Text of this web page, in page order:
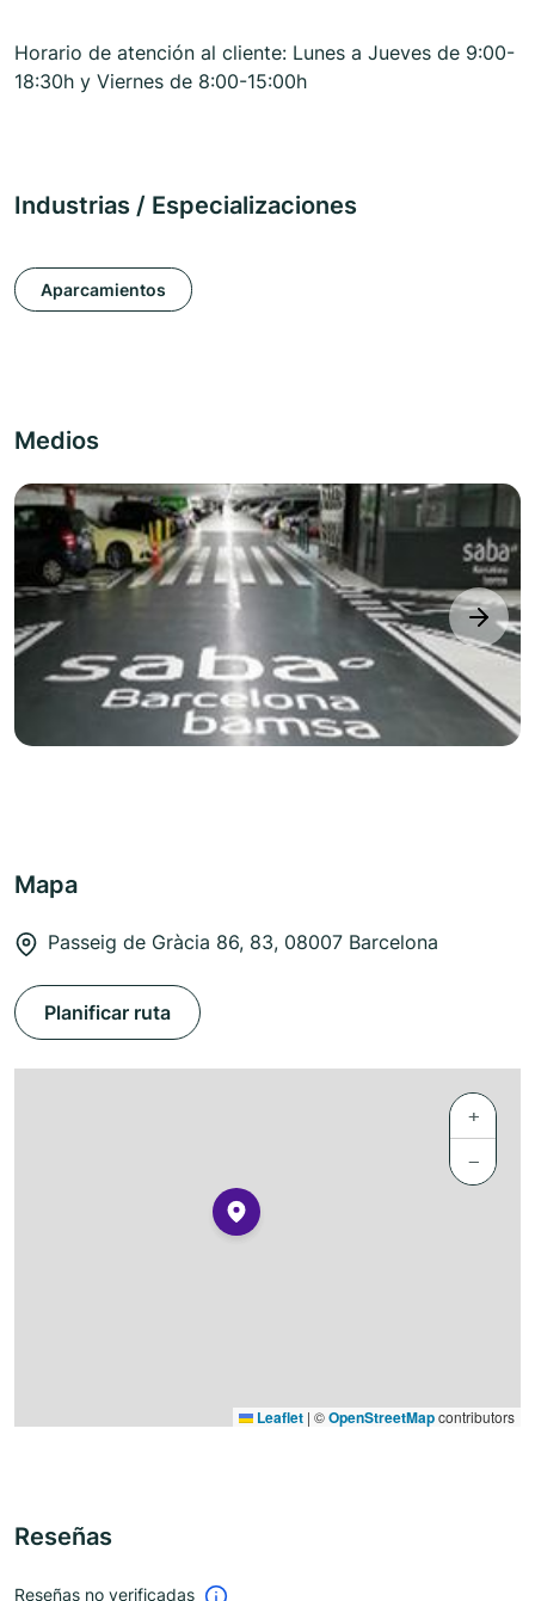
Horario de atención al cliente: Lunes a Jueves de 9:00-
18:30h y Viernes de 8:00-15:00h
Industrias / Especializaciones
Aparcamientos
Medios
next
Mapa
Passeig de Gràcia 86, 83, 08007 Barcelona
Planificar ruta
+
−
Leaflet | ©OpenStreetMapcontributors
Reseñas
Reseñas no verificadas